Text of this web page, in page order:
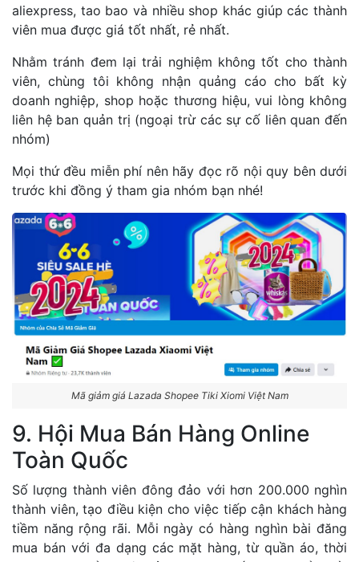
aliexpress, tao bao và nhiều shop khác giúp các thành
viên mua được giá tốt nhất, rẻ nhất.
Nhằm tránh đem lại trải nghiệm không tốt cho thành
viên, chùng tôi không nhận quảng cáo cho bất kỳ
doanh nghiệp, shop hoặc thương hiệu, vui lòng không
liên hệ ban quản trị (ngoại trừ các sự cố liên quan đến
nhóm)
Mọi thứ đều miễn phí nên hãy đọc rõ nội quy bên dưới
trước khi đồng ý tham gia nhóm bạn nhé!
Mã giảm giá Lazada Shopee Tiki Xiomi Việt Nam
9. Hội Mua Bán Hàng Online
Toàn Quốc
Số lượng thành viên đông đảo với hơn 200.000 nghìn
thành viên, tạo điều kiện cho việc tiếp cận khách hàng
tiềm năng rộng rãi. Mỗi ngày có hàng nghìn bài đăng
mua bán với đa dạng các mặt hàng, từ quần áo, thời